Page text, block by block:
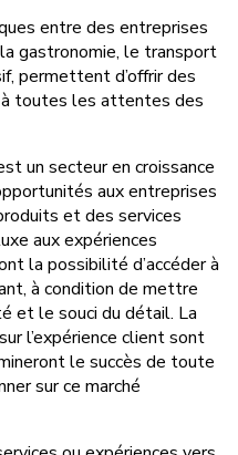
entre des entreprises
gastronomie, le transport
permettent d’offrir des
toutes les attentes des
un secteur en croissance
aux entreprises
et des services
aux expériences
la possibilité d’accéder à
à condition de mettre
et le souci du détail. La
l’expérience client sont
le succès de toute
sur ce marché